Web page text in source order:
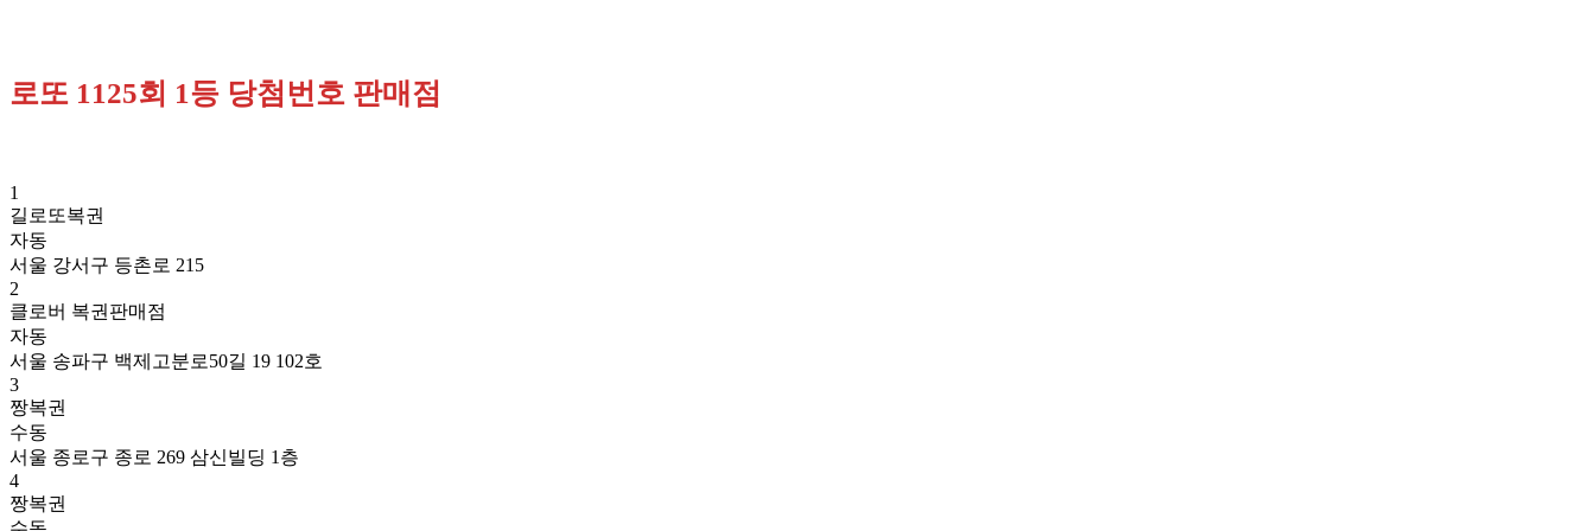
로또 1125회 1등 당첨번호 판매점
1
길로또복권
자동
서울 강서구 등촌로 215
2
클로버 복권판매점
자동
서울 송파구 백제고분로50길 19 102호
3
짱복권
수동
서울 종로구 종로 269 삼신빌딩 1층
4
짱복권